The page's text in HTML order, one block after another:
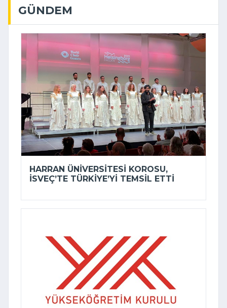
GÜNDEM
HARRAN ÜNIVERSITESI KOROSU,
İSVEÇ’TE TÜRKIYE’YI TEMSIL ETTI